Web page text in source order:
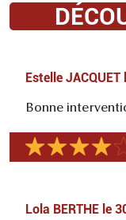
Estelle JACQUET
Bonne
Lola BERTHE le